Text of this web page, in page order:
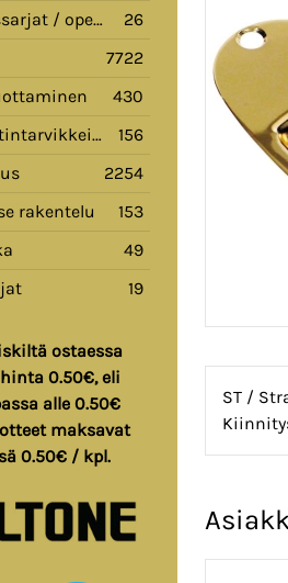
/ opetussarjat
26
7722
430
156
2254
rakentelu
153
49
19
ostaessa
0.50€, eli
alle 0.50€
maksavat
0.50€ / kpl.
ST /